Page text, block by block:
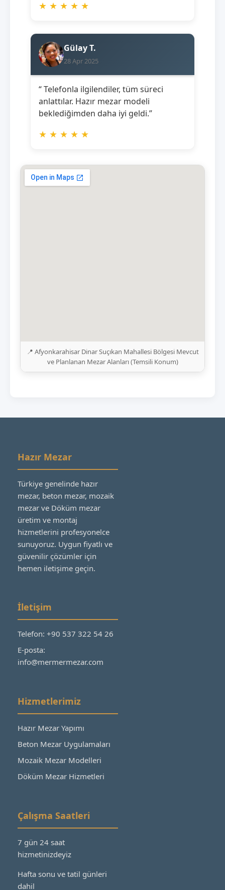
★ ★ ★ ★ ★
Gülay T.
28 Apr 2025
“ Telefonla ilgilendiler, tüm süreci
anlattılar. Hazır mezar modeli
beklediğimden daha iyi geldi.”
★ ★ ★ ★ ★
📍 Afyonkarahisar Dinar Suçıkan Mahallesi Bölgesi Mevcut
ve Planlanan Mezar Alanları (Temsili Konum)
Hazır Mezar
Türkiye genelinde hazır
mezar, beton mezar, mozaik
mezar ve Döküm mezar
üretim ve montaj
hizmetlerini profesyonelce
sunuyoruz. Uygun fiyatlı ve
güvenilir çözümler için
hemen iletişime geçin.
İletişim
Telefon: +90 537 322 54 26
E-posta:
info@mermermezar.com
Hizmetlerimiz
Hazır Mezar Yapımı
Beton Mezar Uygulamaları
Mozaik Mezar Modelleri
Döküm Mezar Hizmetleri
Çalışma Saatleri
7 gün 24 saat
hizmetinizdeyiz
Hafta sonu ve tatil günleri
dahil